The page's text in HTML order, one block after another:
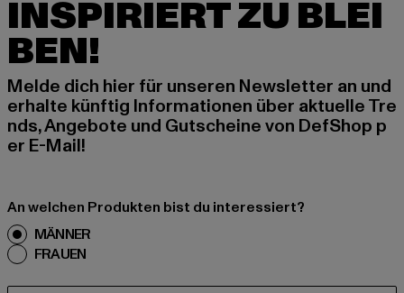
INSPIRIERT ZU BLEI
BEN!
Melde dich hier für unseren Newsletter an und
erhalte künftig Informationen über aktuelle Tre
nds, Angebote und Gutscheine von DefShop p
er E-Mail!
An welchen Produkten bist du interessiert?
MÄNNER
FRAUEN